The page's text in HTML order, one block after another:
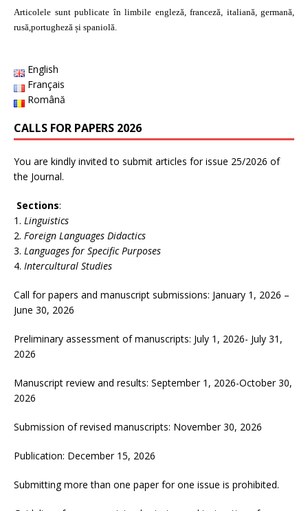
Articolele sunt publicate în limbile engleză, franceză, italiană, germană,
rusă,portugheză și spaniolă.
English
Français
Română
CALLS FOR PAPERS 2026
You are kindly invited to submit articles for issue 25/2026 of
the Journal.
Sections:
Linguistics
Foreign Languages Didactics
Languages for Specific Purposes
Intercultural Studies
Call for papers and manuscript submissions: January 1, 2026 –
June 30, 2026
Preliminary assessment of manuscripts: July 1, 2026- July 31,
2026
Manuscript review and results: September 1, 2026-October 30,
2026
Submission of revised manuscripts: November 30, 2026
Publication: December 15, 2026
Submitting more than one paper for one issue is prohibited.